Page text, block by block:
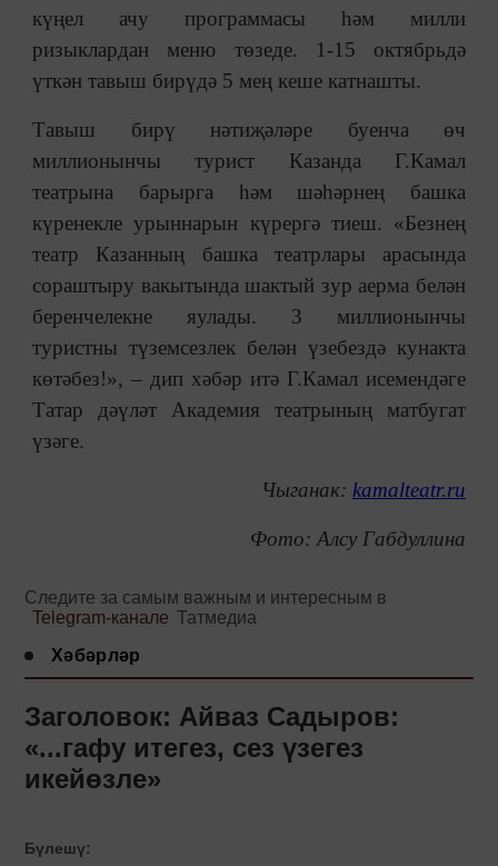
күңел ачу программасы һәм милли
ризыклардан меню төзеде. 1-15 октябрьдә
үткән тавыш бирүдә 5 мең кеше катнашты.
Тавыш бирү нәтиҗәләре буенча өч
миллионынчы турист Казанда Г.Камал
театрына барырга һәм шәһәрнең башка
күренекле урыннарын күрергә тиеш. «Безнең
театр Казанның башка театрлары арасында
сораштыру вакытында шактый зур аерма белән
беренчелекне яулады. 3 миллионынчы
туристны түземсезлек белән үзебездә кунакта
көтәбез!», – дип хәбәр итә Г.Камал исемендәге
Татар дәүләт Академия театрының матбугат
үзәге.
Чыганак: kamalteatr.ru
Фото: Алсу Габдуллина
Следите за самым важным и интересным в
Telegram-канале Татмедиа
Хәбәрләр
Заголовок: Айваз Садыров:
«...гафу итегез, сез үзегез
икейөзле»
Бүлешү: